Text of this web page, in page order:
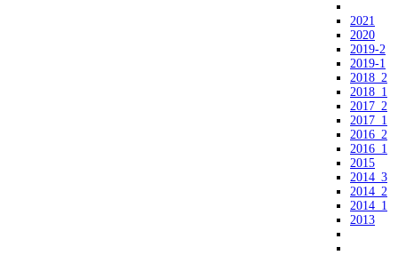
2021
2020
2019-2
2019-1
2018_2
2018_1
2017_2
2017_1
2016_2
2016_1
2015
2014_3
2014_2
2014_1
2013